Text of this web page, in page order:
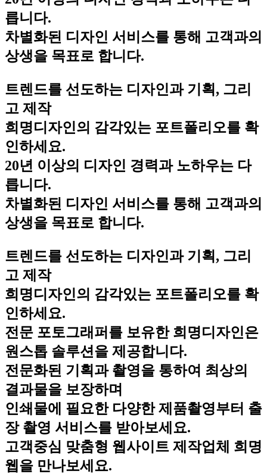
릅니다.
차별화된 디자인 서비스를 통해 고객과의
상생을 목표로 합니다.
트렌드를 선도하는 디자인과 기획, 그리
고 제작
희명디자인의 감각있는 포트폴리오를 확
인하세요.
20년 이상의 디자인 경력과 노하우는 다
릅니다.
차별화된 디자인 서비스를 통해 고객과의
상생을 목표로 합니다.
트렌드를 선도하는 디자인과 기획, 그리
고 제작
희명디자인의 감각있는 포트폴리오를 확
인하세요.
전문 포토그래퍼를 보유한 희명디자인은
원스톱 솔루션을 제공합니다.
전문화된 기획과 촬영을 통하여 최상의
결과물을 보장하며
인쇄물에 필요한 다양한 제품촬영부터 출
장 촬영 서비스를 받아보세요.
고객중심 맞춤형 웹사이트 제작업체 희명
웹을 만나보세요.